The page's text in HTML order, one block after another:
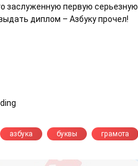
заслуженную первую серьезную
диплом – Азбуку прочел!
азбука буквы грамота